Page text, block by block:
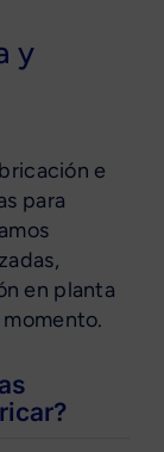
y
e
para
en planta